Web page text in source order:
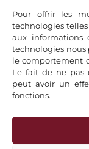
Pour offrir les
technologies
aux informations
technologies nous
le comportement
Le fait de ne pas
peut avoir un
fonctions.
Espace libraires
Nous contacter